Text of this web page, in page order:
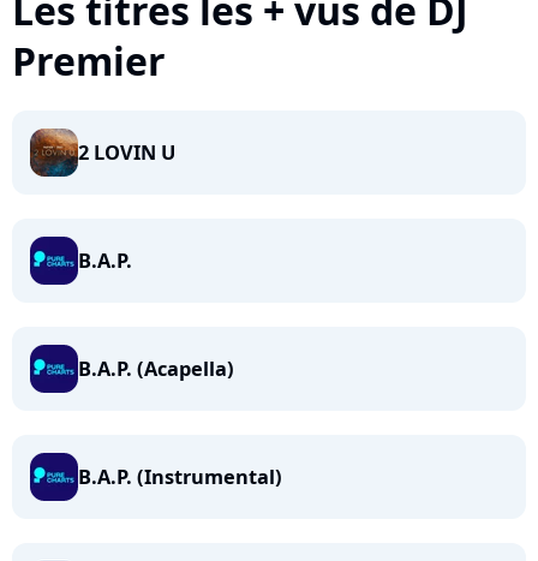
Premier
2 LOVIN U
B.A.P.
B.A.P. (Acapella)
B.A.P. (Instrumental)